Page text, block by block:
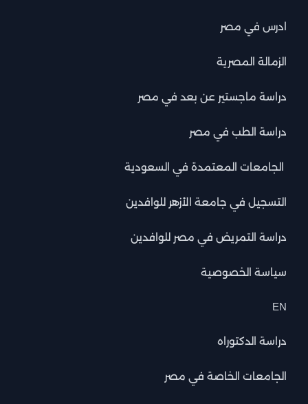
ادرس في مصر
الزمالة المصرية
دراسة ماجستير عن بعد في مصر
دراسة الطب في مصر
الجامعات المعتمدة في السعودية
التسجيل في جامعة الأزهر للوافدين
دراسة التمريض في مصر للوافدين
سياسة الخصوصية
EN
دراسة الدكتوراه
الجامعات الخاصة في مصر